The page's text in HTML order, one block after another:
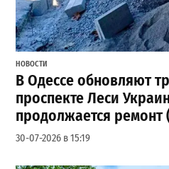
НОВОСТИ
В Одессе обновляют
проспекте Леси
продолжается ремонт
30-07-2026 в 15:19